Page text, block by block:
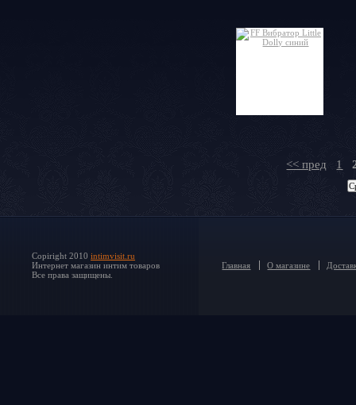
<< пред 1
Copiright 2010 intimvisit.ru
Интернет магазин интим товаров
Все права защищены.
Главная О магазине